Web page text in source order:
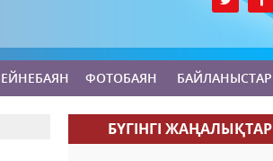
ФОТОБАЯН БАЙЛАНЫСТАР
БҮГІНГI ЖАҢАЛЫҚТАР